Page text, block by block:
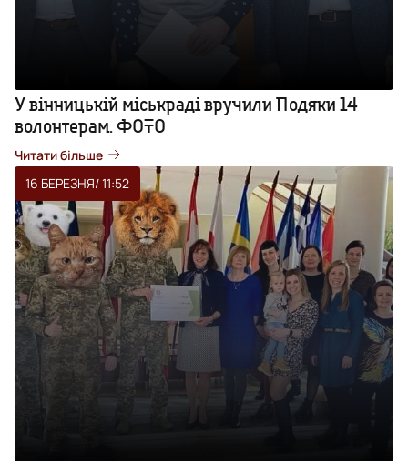
У вінницькій міськраді вручили Подяки 14
волонтерам. ФОТО
Читати більше
16 БЕРЕЗНЯ/ 11:52